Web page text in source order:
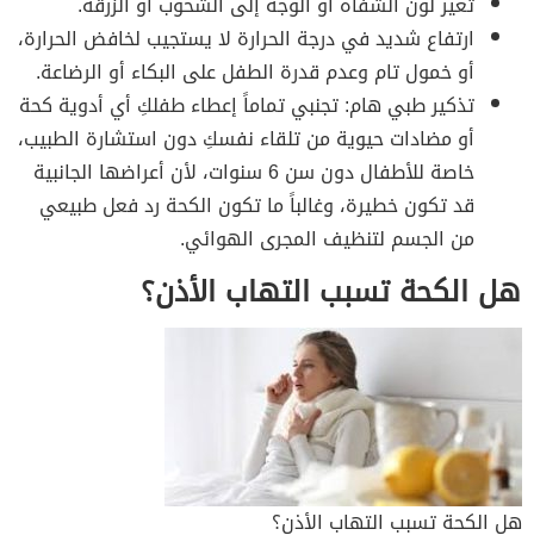
ارتفاع شديد في درجة الحرارة لا يستجيب لخافض الحرارة،
أو خمول تام وعدم قدرة الطفل على البكاء أو الرضاعة.
تذكير طبي هام: تجنبي تماماً إعطاء طفلكِ أي أدوية كحة
أو مضادات حيوية من تلقاء نفسكِ دون استشارة الطبيب،
خاصة للأطفال دون سن 6 سنوات، لأن أعراضها الجانبية
قد تكون خطيرة، وغالباً ما تكون الكحة رد فعل طبيعي
من الجسم لتنظيف المجرى الهوائي.
هل الكحة تسبب التهاب الأذن؟
هل الكحة تسبب التهاب الأذن؟